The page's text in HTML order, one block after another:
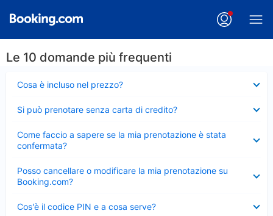
Le 10 domande più frequenti
Cosa è incluso nel prezzo?
chiuso
Si può prenotare senza carta di credito?
chiuso
Come faccio a sapere se la mia prenotazione è stata
confermata?
chiuso
Posso cancellare o modificare la mia prenotazione su
Booking.com?
chiuso
Cos'è il codice PIN e a cosa serve?
chiuso